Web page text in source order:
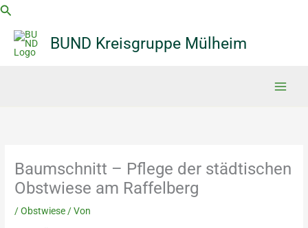
Zum
springen
Suchen
BUND Kreisgruppe Mülheim
Baumschnitt – Pflege der städtischen
Obstwiese am Raffelberg
/Obstwiese / Von